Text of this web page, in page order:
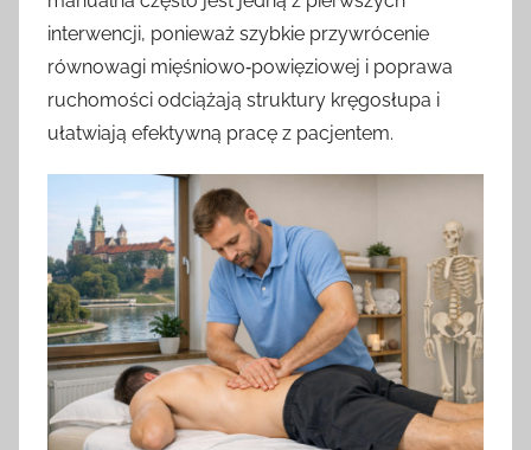
interwencji, ponieważ szybkie przywrócenie
równowagi mięśniowo‑powięziowej i poprawa
ruchomości odciążają struktury kręgosłupa i
ułatwiają efektywną pracę z pacjentem.